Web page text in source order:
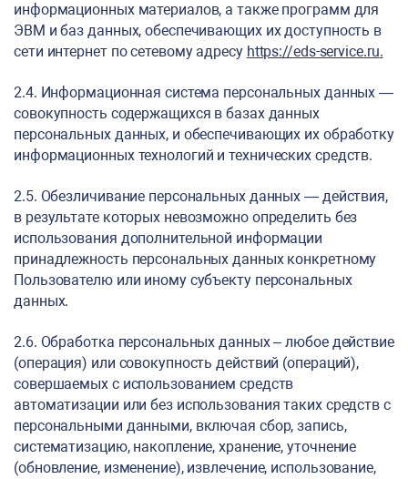
информационных материалов, а также программ для
ЭВМ и баз данных, обеспечивающих их доступность в
сети интернет по сетевому адресу https://eds-service.ru.
2.4. Информационная система персональных данных —
совокупность содержащихся в базах данных
персональных данных, и обеспечивающих их обработку
информационных технологий и технических средств.
2.5. Обезличивание персональных данных — действия,
в результате которых невозможно определить без
использования дополнительной информации
принадлежность персональных данных конкретному
Пользователю или иному субъекту персональных
данных.
2.6. Обработка персональных данных – любое действие
(операция) или совокупность действий (операций),
совершаемых с использованием средств
автоматизации или без использования таких средств с
персональными данными, включая сбор, запись,
систематизацию, накопление, хранение, уточнение
(обновление, изменение), извлечение, использование,